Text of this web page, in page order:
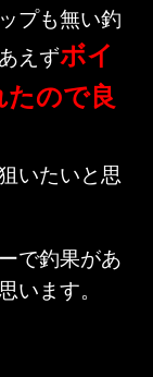
プも無い釣
えずボイ
たので良
いたいと思
で釣果があ
います。